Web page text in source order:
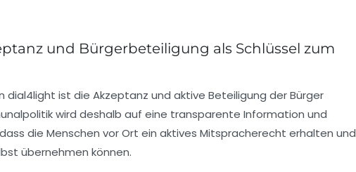
und Bürgerbeteiligung als Schlüssel zum
dial4light ist die Akzeptanz und aktive Beteiligung der Bürger
wird deshalb auf eine transparente Information und
die Menschen vor Ort ein aktives Mitspracherecht erhalten und
übernehmen können.